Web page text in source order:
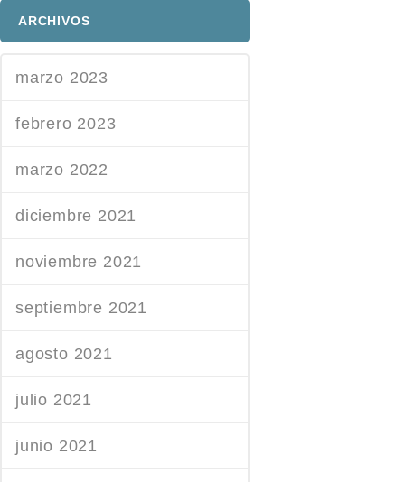
ARCHIVOS
marzo 2023
febrero 2023
marzo 2022
diciembre 2021
noviembre 2021
septiembre 2021
agosto 2021
julio 2021
junio 2021